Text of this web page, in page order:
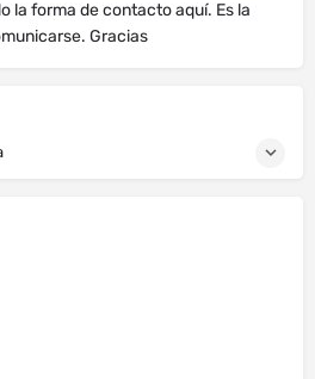
la forma de contacto aquí. Es la
Gracias